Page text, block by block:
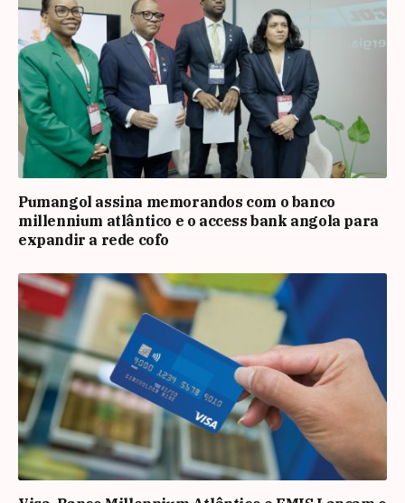
Pumangol assina memorandos com o banco
millennium atlântico e o access bank angola para
expandir a rede cofo